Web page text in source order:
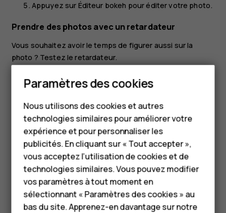
Smartphones
Téléphones classiques
Accessoires
HMD Terra M
Pour les entreprises
Tablettes
Appuyez sur Éditeur bokeh pour éditer votre photo.
Prendre des photos avec un retardateur
Vous souhaitez avoir le temps de figurer aussi sur la
photo ? Testez le retardateur.
retardateur. Pour les modifier, appuyez à nouveau
dessus.
Choisissez la durée du minuteur.
Appuyez sur panorama_fish_eyePhoto.
Enregistrer une vidéo au ralenti
Pour basculer l'appareil photo en mode vidéo,
effectuez un balayage vers la gauche.
Paramètres des cookies
Nous utilisons des cookies et autres
technologies similaires pour améliorer votre
expérience et pour personnaliser les
publicités. En cliquant sur « Tout accepter »,
vous acceptez l’utilisation de cookies et de
technologies similaires. Vous pouvez modifier
vos paramètres à tout moment en
sélectionnant « Paramètres des cookies » au
bas du site. Apprenez-en davantage sur notre